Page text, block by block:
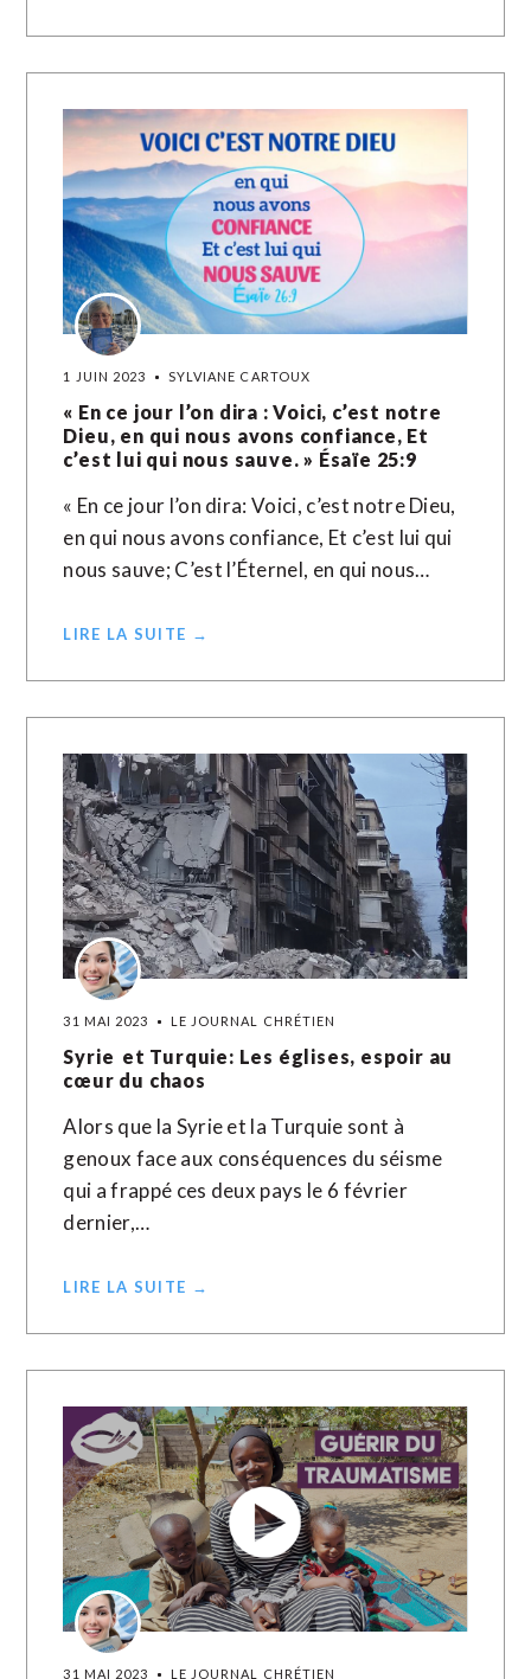
1 JUIN 2023 SYLVIANE CARTOUX
« En ce jour l’on dira : Voici, c’est notre
Dieu, en qui nous avons confiance, Et
c’est lui qui nous sauve. » Ésaïe‬ ‭25‬:‭9‬ ‭
« En ce jour l’on dira: Voici, c’est notre Dieu,
en qui nous avons confiance, Et c’est lui qui
nous sauve; C’est l’Éternel, en qui nous…
LIRE LA SUITE →
31 MAI 2023 LE JOURNAL CHRÉTIEN
Syrie et Turquie: Les églises, espoir au
cœur du chaos
Alors que la Syrie et la Turquie sont à
genoux face aux conséquences du séisme
qui a frappé ces deux pays le 6 février
dernier,…
LIRE LA SUITE →
31 MAI 2023 LE JOURNAL CHRÉTIEN